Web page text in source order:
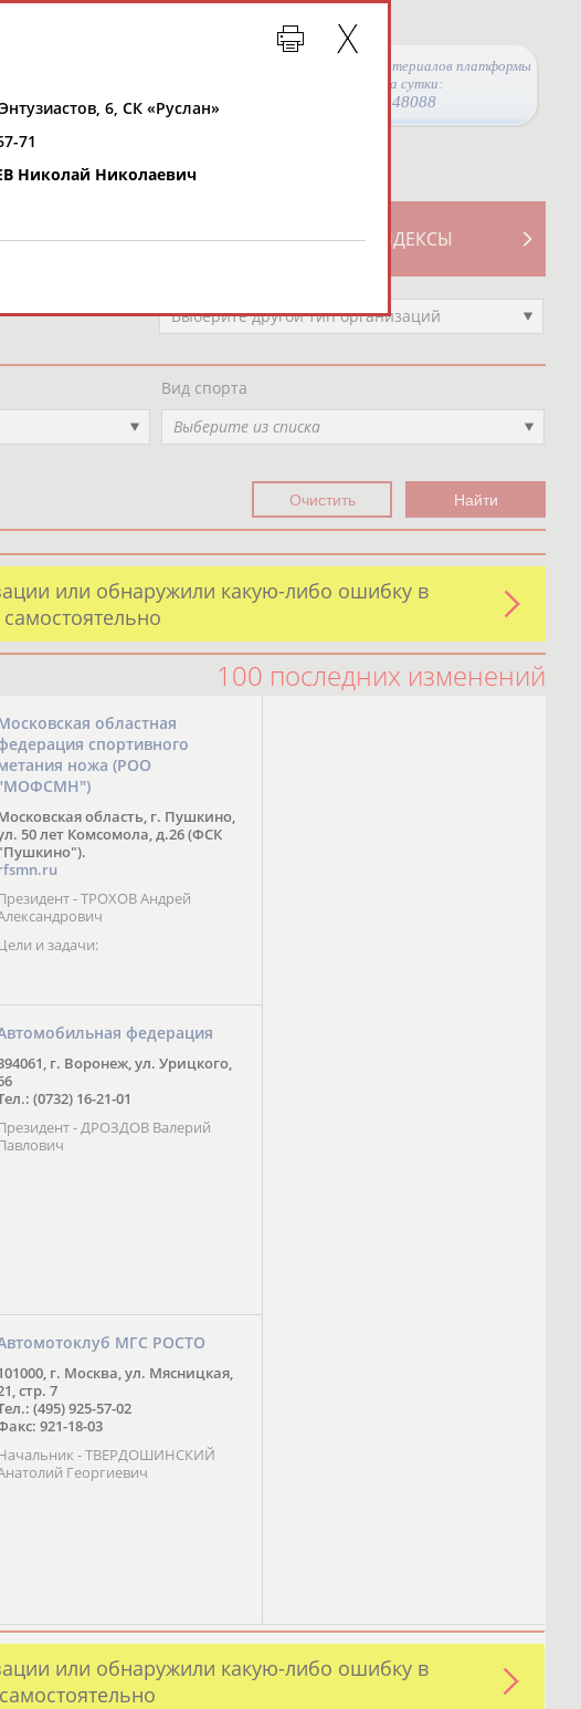
Просмотры материалов платформы
за сутки:
48088
СВОДНЫЕ ИНДЕКСЫ
АКТИВНОСТИ
Выберите другой тип организаций
Вид спорта
Выберите из списка
или обнаружили какую-либо ошибку в
100 последних изменений
областная
спортивного
ножа (РОО
область, г. Пушкино,
50 лет Комсомола, д.26 (ФСК
- ТРОХОВ Андрей
и задачи:
федерация
г. Воронеж, ул. Урицкого,
(0732) 16-21-01
- ДРОЗДОВ Валерий
МГС РОСТО
г. Москва, ул. Мясницкая,
стр. 7
(495) 925-57-02
921-18-03
- ТВЕРДОШИНСКИЙ
Георгиевич
или обнаружили какую-либо ошибку в
6, СК «Руслан»
71
Николай Николаевич